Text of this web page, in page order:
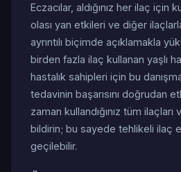
Eczacılar, aldığınız her ilaç için
olası yan etkileri ve diğer
ayrıntılı biçimde açıklamakla
birden fazla ilaç kullanan yaşlı
hastalık sahipleri için bu
tedavinin başarısını doğrudan
zaman kullandığınız tüm
bildirin; bu sayede tehlikeli ilaç
geçilebilir.